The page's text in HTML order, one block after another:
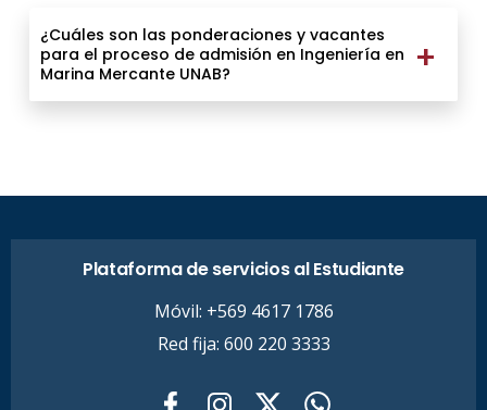
¿Cuáles son las ponderaciones y vacantes
para el proceso de admisión en Ingeniería en
Marina Mercante UNAB?